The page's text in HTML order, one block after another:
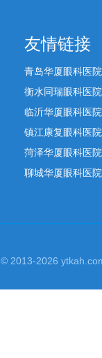
友情链接
青岛华厦眼科医院
衡水同瑞眼科医院
临沂华厦眼科医院
镇江康复眼科医院
菏泽华厦眼科医院
聊城华厦眼科医院
© 2013-2026